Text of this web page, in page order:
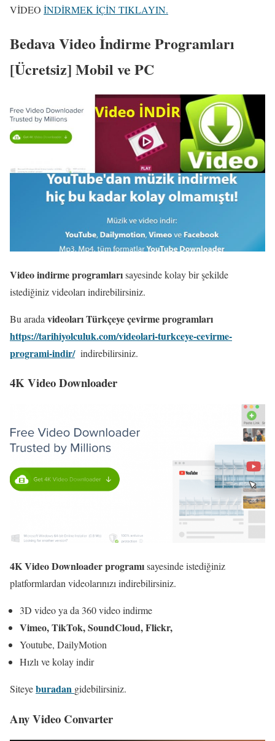
VİDEO İNDİRMEK İÇİN TIKLAYIN.
Bedava Video İndirme Programları
[Ücretsiz] Mobil ve PC
Video indirme programlarısayesinde kolay bir şekilde
istediğiniz videoları indirebilirsiniz.
Bu arada videoları Türkçeye çevirme programları
https://tarihiyolculuk.com/videolari-turkceye-cevirme-
programi-indir/indirebilirsiniz.
4K Video Downloader
4K Video Downloader programısayesinde istediğiniz
platformlardan videolarınızı indirebilirsiniz.
3D video ya da 360 video indirme
Vimeo, TikTok, SoundCloud, Flickr,
Youtube, DailyMotion
Hızlı ve kolay indir
Siteyeburadan gidebilirsiniz.
Any Video Convarter